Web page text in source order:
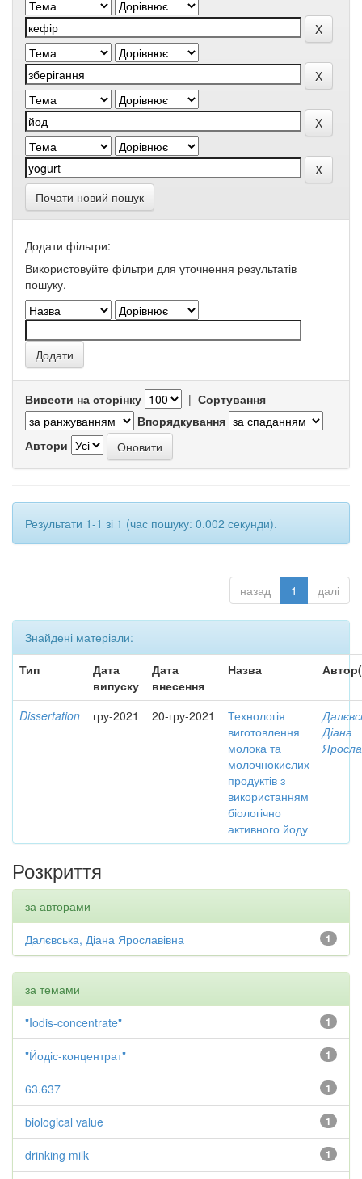
Почати новий пошук
Додати фільтри:
Використовуйте фільтри для уточнення результатів
пошуку.
Вивести на сторінку | Сортування
Впорядкування
Автори
Результати 1-1 зі 1 (час пошуку: 0.002 секунди).
назад 1 далі
Знайдені матеріали:
Тип
Дата
випуску
Дата
внесення
Назва
Dissertation гру-2021 20-гру-2021
Технологія
виготовлення
молока та
молочнокислих
продуктів з
використанням
біологічно
активного йоду
Діана
Розкриття
за авторами
1
Далєвська, Діана Ярославівна
за темами
1
"Iodis-concentrate"
1
"Йодіс-концентрат"
1
63.637
1
biological value
1
drinking milk